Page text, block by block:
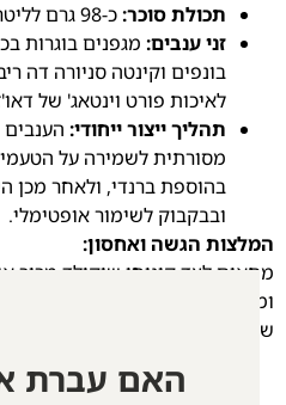
תכולת סוכר:כ-98 גרם לליטר,
זני ענבים: מגפנים בוגרות
בונפים וקינטה סניורה דה
לאיכות פורט וינטאג' של
תהליך ייצור ייחודי:
מסורתית לשמירה על
בהוספת ברנדי, ולאחר מכן
ובבקבוק לשימור אופטימלי.
המלצות הגשה ואחסון:
מתאים לצד קינוחי שוקולד מריר
שבועות לאחר הפתיחה ללא צורך
האם עברת את